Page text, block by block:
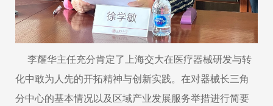
李耀华主任充分肯定了上海交大在医疗器械研发与转
化中敢为人先的开拓精神与创新实践。在对器械长三角
分中心的基本情况以及区域产业发展服务举措进行简要